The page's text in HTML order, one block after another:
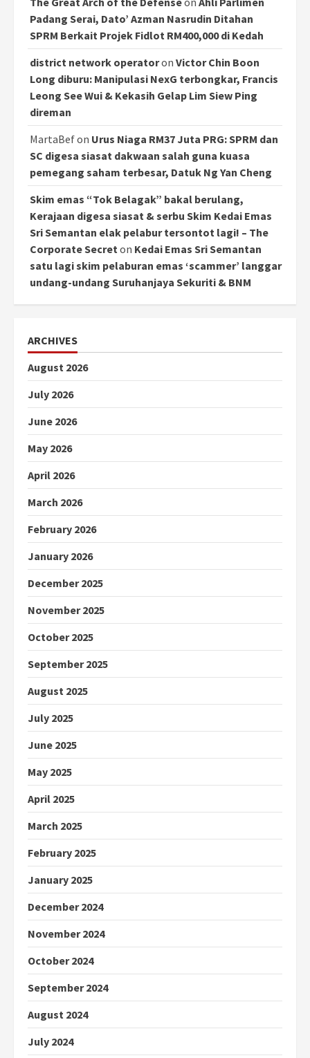
Padang Serai, Dato’ Azman Nasrudin Ditahan
SPRM Berkait Projek Fidlot RM400,000 di Kedah
district network operatoron Victor Chin Boon
Long diburu: Manipulasi NexG terbongkar, Francis
Leong See Wui & Kekasih Gelap Lim Siew Ping
direman
MartaBefon Urus Niaga RM37 Juta PRG: SPRM dan
SC digesa siasat dakwaan salah guna kuasa
pemegang saham terbesar, Datuk Ng Yan Cheng
Skim emas “Tok Belagak” bakal berulang,
Kerajaan digesa siasat & serbu Skim Kedai Emas
Sri Semantan elak pelabur tersontot lagi! – The
Corporate Secret on Kedai Emas Sri Semantan
satu lagi skim pelaburan emas ‘scammer’ langgar
undang-undang Suruhanjaya Sekuriti & BNM
ARCHIVES
August 2026
July 2026
June 2026
May 2026
April 2026
March 2026
February 2026
January 2026
December 2025
November 2025
October 2025
September 2025
August 2025
July 2025
June 2025
May 2025
April 2025
March 2025
February 2025
January 2025
December 2024
November 2024
October 2024
September 2024
August 2024
July 2024